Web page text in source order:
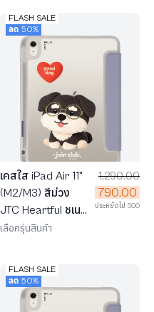
FLASH SALE
ลด 50%
เคสใส iPad Air 11"
(M2/M3) สีม่วง
JTC Heartful ชเนา
เซอร์
1,290.00
790.00
ประหยัดไป 500
เลือกรุ่นสินค้า
FLASH SALE
ลด 50%